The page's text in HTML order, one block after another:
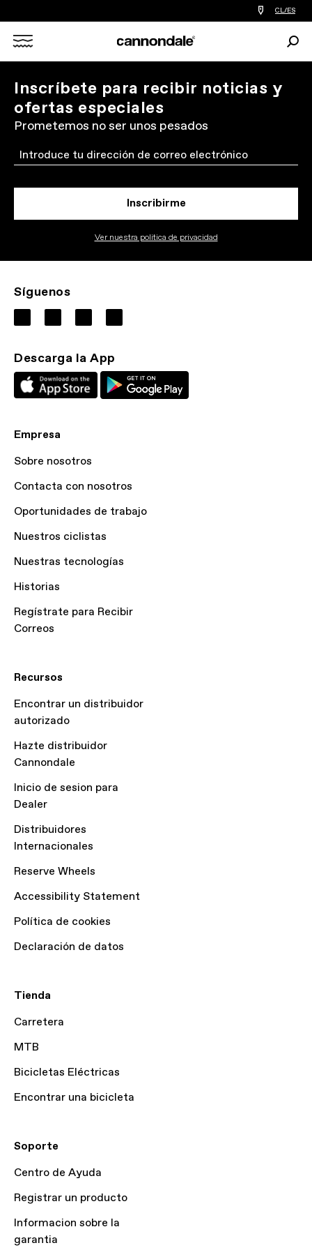
Encontrar
tiedas
bicicletas
de
CL/ES
Inscríbete para recibir noticias y
ofertas especiales
Prometemos no ser unos pesados
Email
Inscribirme
Ver nuestra politica de privacidad
Síguenos
Descarga la App
Empresa
Sobre nosotros
Contacta con nosotros
Oportunidades de trabajo
Nuestros ciclistas
Nuestras tecnologías
Historias
Regístrate para Recibir
Correos
Recursos
Encontrar un distribuidor
autorizado
Hazte distribuidor
Cannondale
Inicio de sesion para
Dealer
Distribuidores
Internacionales
Reserve Wheels
Accessibility Statement
Política de cookies
Declaración de datos
Tienda
Carretera
MTB
Bicicletas Eléctricas
Encontrar una bicicleta
Soporte
Centro de Ayuda
Registrar un producto
Informacion sobre la
garantia